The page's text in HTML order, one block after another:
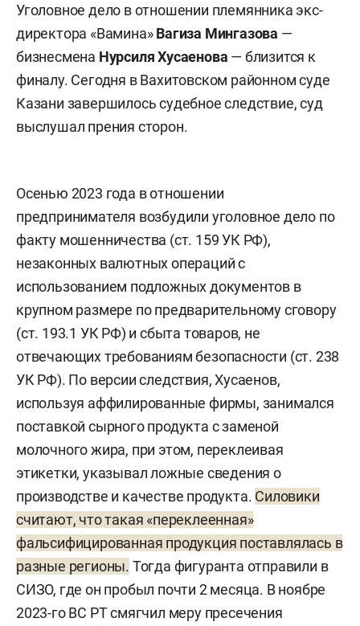
Уголовное дело в отношении племянника экс-
директора «Вамина»Вагиза Мингазова —
бизнесмена Нурсиля Хусаенова — близится к
финалу. Сегодня в Вахитовском районном суде
Казани завершилось судебное следствие, суд
выслушал прения сторон.
Осенью 2023 года в отношении
предпринимателя возбудили уголовное дело по
факту мошенничества (ст. 159 УК РФ),
незаконных валютных операций с
использованием подложных документов в
крупном размере по предварительному сговору
(ст. 193.1 УК РФ) и сбыта товаров, не
отвечающих требованиям безопасности (ст. 238
УК РФ). По версии следствия, Хусаенов,
используя аффилированные фирмы, занимался
поставкой сырного продукта с заменой
молочного жира, при этом, переклеивая
этикетки, указывал ложные сведения о
производстве и качестве продукта. Силовики
считают, что такая «переклеенная»
фальсифицированная продукция поставлялась в
разные регионы. Тогда фигуранта отправили в
СИЗО, где он пробыл почти 2 месяца. В ноябре
2023-го ВС РТ смягчил меру пресечения